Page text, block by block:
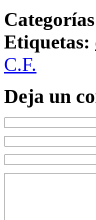
Etiquetas:
C.F.
Deja un